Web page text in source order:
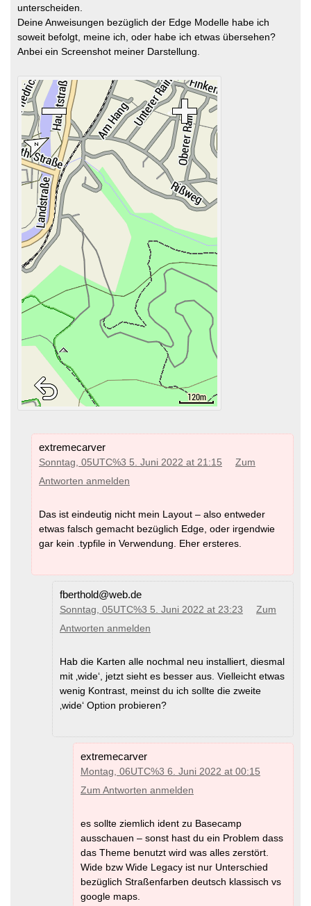
unterscheiden.
Deine Anweisungen bezüglich der Edge Modelle habe ich
soweit befolgt, meine ich, oder habe ich etwas übersehen?
Anbei ein Screenshot meiner Darstellung.
extremecarver
Sonntag, 05UTC%3 5. Juni 2022 at 21:15
Zum
Antworten anmelden
Das ist eindeutig nicht mein Layout – also entweder
etwas falsch gemacht bezüglich Edge, oder irgendwie
gar kein .typfile in Verwendung. Eher ersteres.
fberthold@web.de
Sonntag, 05UTC%3 5. Juni 2022 at 23:23
Zum
Antworten anmelden
Hab die Karten alle nochmal neu installiert, diesmal
mit ‚wide‘, jetzt sieht es besser aus. Vielleicht etwas
wenig Kontrast, meinst du ich sollte die zweite
‚wide‘ Option probieren?
extremecarver
Montag, 06UTC%3 6. Juni 2022 at 00:15
Zum Antworten anmelden
es sollte ziemlich ident zu Basecamp
ausschauen – sonst hast du ein Problem dass
das Theme benutzt wird was alles zerstört.
Wide bzw Wide Legacy ist nur Unterschied
bezüglich Straßenfarben deutsch klassisch vs
google maps.